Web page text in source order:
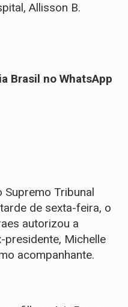
Allisson B.
Brasil no WhatsApp
Supremo Tribunal
de sexta-feira, o
autorizou a
presidente, Michelle
acompanhante.